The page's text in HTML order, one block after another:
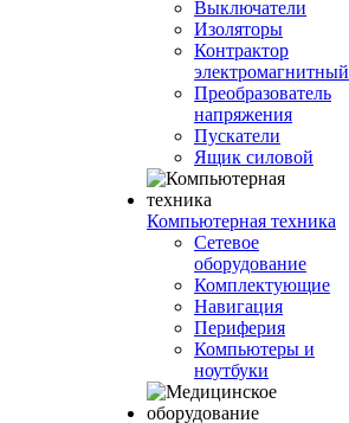
Выключатели
Изоляторы
Контрактор
электромагнитный
Преобразователь
напряжения
Пускатели
Ящик силовой
Компьютерная техника
Сетевое
оборудование
Комплектующие
Навигация
Периферия
Компьютеры и
ноутбуки